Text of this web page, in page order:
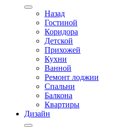
Назад
Гостиной
Коридора
Детской
Прихожей
Кухни
Ванной
Ремонт лоджии
Спальни
Балкона
Квартиры
Дизайн